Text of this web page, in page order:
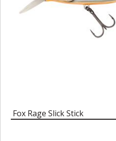
Fox Rage Slick Stick